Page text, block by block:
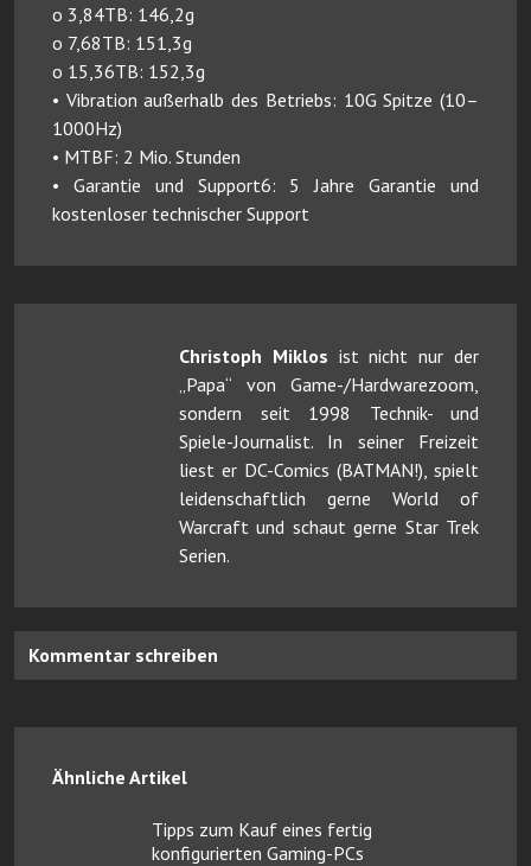
o 3,84TB: 146,2g
o 7,68TB: 151,3g
o 15,36TB: 152,3g
• Vibration außerhalb des Betriebs: 10G Spitze (10–
1000Hz)
• MTBF: 2 Mio. Stunden
• Garantie und Support6: 5 Jahre Garantie und
kostenloser technischer Support
Christoph Miklos ist nicht nur der
„Papa“ von Game-/Hardwarezoom,
sondern seit 1998 Technik- und
Spiele-Journalist. In seiner Freizeit
liest er DC-Comics (BATMAN!), spielt
leidenschaftlich gerne World of
Warcraft und schaut gerne Star Trek
Serien.
Kommentar schreiben
Ähnliche Artikel
Tipps zum Kauf eines fertig
konfigurierten Gaming-PCs